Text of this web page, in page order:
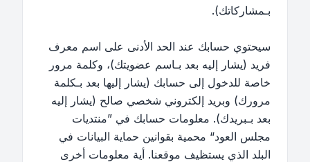
بـمشاركاتك).
سيحتوي حسابك عند الحد الأدنى على اسم معرف
فريد (يشار إليه بعد بـاسم عضويتك)، وكلمة مرور
خاصة للدخول إلى حسابك (يشار إليها بعد بـكلمة
مرورك) وبريد إلكتروني شخصي صالح (يشار إليه
بعد بـبريدك). معلومات حسابك في ”منتديات
مجلس العود“ محمية بقوانين حماية البيانات في
البلد الذي يستظيف موقعنا. أية معلومات أخرى